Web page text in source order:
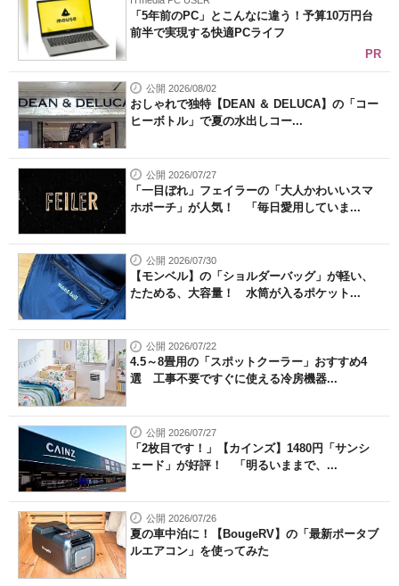
「5年前のPC」とこんなに違う！予算10万円台
前半で実現する快適PCライフ
PR
公開 2026/08/02
おしゃれで独特【DEAN ＆ DELUCA】の「コー
ヒーボトル」で夏の水出しコー...
公開 2026/07/27
「一目ぼれ」フェイラーの「大人かわいいスマ
ホポーチ」が人気！ 「毎日愛用していま...
公開 2026/07/30
【モンベル】の「ショルダーバッグ」が軽い、
たためる、大容量！ 水筒が入るポケット...
公開 2026/07/22
4.5～8畳用の「スポットクーラー」おすすめ4
選 工事不要ですぐに使える冷房機器...
公開 2026/07/27
「2枚目です！」【カインズ】1480円「サンシ
ェード」が好評！ 「明るいままで、...
公開 2026/07/26
夏の車中泊に！【BougeRV】の「最新ポータブ
ルエアコン」を使ってみた